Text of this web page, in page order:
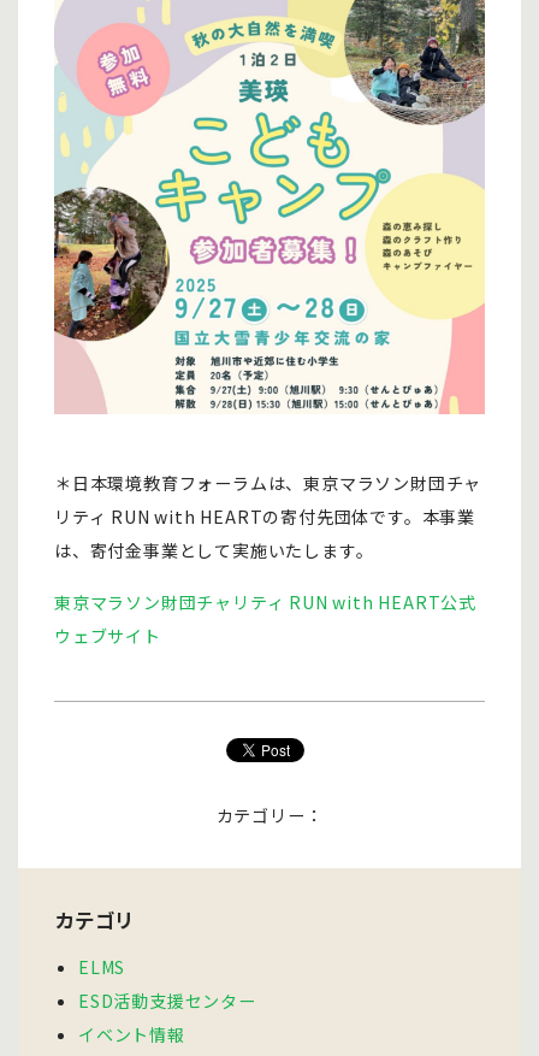
＊日本環境教育フォーラムは、東京マラソン財団チャ
リティ RUN with HEARTの寄付先団体です。本事業
は、寄付金事業として実施いたします。
東京マラソン財団チャリティ RUN with HEART公式
ウェブサイト
カテゴリー：
カテゴリ
ELMS
ESD活動支援センター
イベント情報